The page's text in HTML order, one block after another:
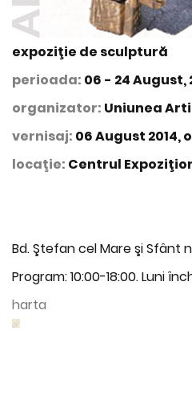
expoziţie de sculptură
perioada: 06 - 24 August,
organizator: Uniunea
vernisaj: 06 August 2014,
locaţie: Centrul
Bd. Ştefan cel Mare şi Sfânt
Program: 10:00-18:00. Luni
harta